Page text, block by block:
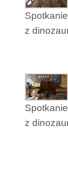
Spotkanie
z
Spotkanie
z